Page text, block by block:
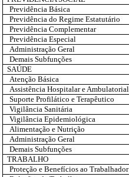
Previdência Básica
Previdência do Regime Estatutário
Previdência Complementar
Previdência Especial
Administração Geral
Demais Subfunções
SAÚDE
Atenção Básica
Assistência Hospitalar e Ambulatorial
Suporte Profilático e Terapêutico
Vigilância Sanitária
Vigilância Epidemiológica
Alimentação e Nutrição
Administração Geral
Demais Subfunções
TRABALHO
Proteção e Benefícios ao Trabalhador